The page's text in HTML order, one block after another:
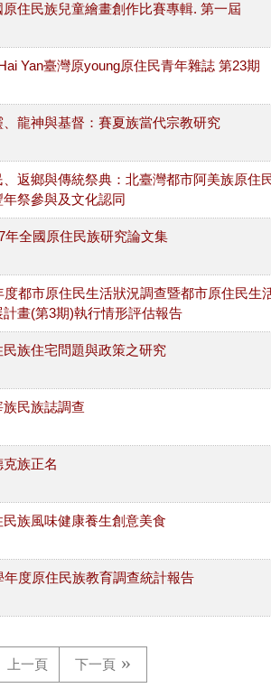
原住民族兒童繪畫創作比賽專輯. 第一屆
Yan臺灣原young原住民青年雜誌 第23期
、龍神與基督：賽夏族當代宗教研究
、返鄉與傳統祭典：北臺灣都市阿美族原住
年祭參與及文化認同
年全國原住民族研究論文集
度都市原住民生活狀況調查暨都市原住民生
計畫(第3期)執行情形評估報告
民族住宅問題與政策之研究
族民族誌調查
克族正名
民族風味健康養生創意美食
年度原住民族教育調查統計報告
上一頁 下一頁